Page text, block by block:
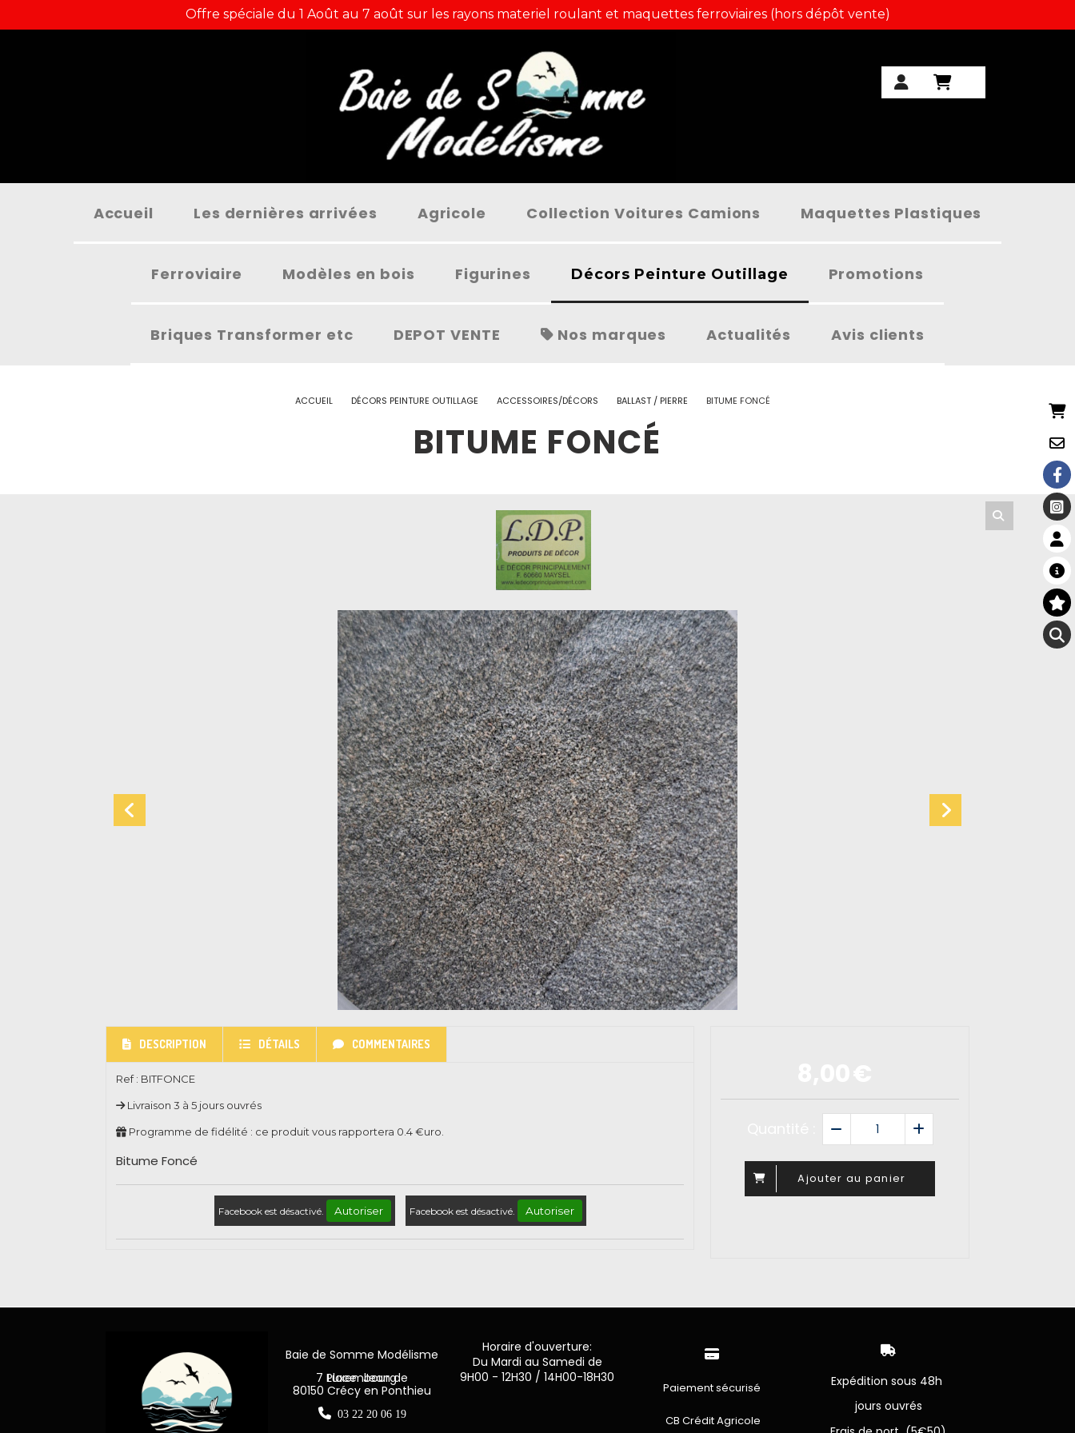
Offre spéciale du 1 Août au 7 août sur les rayons materiel roulant et maquettes ferroviaires (hors dépôt vente)
Accueil Les dernières arrivées Agricole Collection Voitures Camions Maquettes Plastiques
Ferroviaire Modèles en bois Figurines Décors Peinture Outillage Promotions
Briques Transformer etc DEPOT VENTE Nos marques Actualités Avis clients
ACCUEIL DÉCORS PEINTURE OUTILLAGE ACCESSOIRES/DÉCORS BALLAST / PIERRE BITUME FONCÉ
BITUME FONCÉ
Ajouter au panier
DESCRIPTION DÉTAILS COMMENTAIRES
Ref : BITFONCE
Livraison 3 à 5 jours ouvrés
Programme de fidélité : ce produit vous rapportera 0.4€uro.
Bitume Foncé
Facebook est désactivé. Autoriser Facebook est désactivé. Autoriser
Baie de Somme Modélisme
7 Place Jean de Luxembourg
80150 Crécy en Ponthieu
 03 22 20 06 19
Horaire d'ouverture:
Du Mardi au Samedi de
9H00 - 12H30 / 14H00-18H30

Paiement sécurisé
CB Crédit Agricole

Expédition sous 48h
jours ouvrés